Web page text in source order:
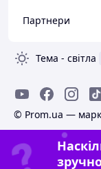
Партнери
Тема - світла
© Prom.ua —